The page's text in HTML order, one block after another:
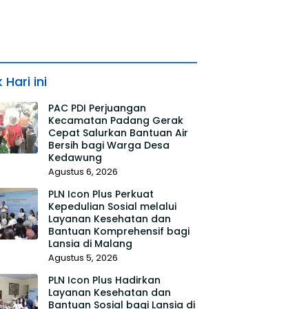
Hari ini
PAC PDI Perjuangan
Kecamatan Padang Gerak
Cepat Salurkan Bantuan Air
Bersih bagi Warga Desa
Kedawung
Agustus 6, 2026
PLN Icon Plus Perkuat
Kepedulian Sosial melalui
Layanan Kesehatan dan
Bantuan Komprehensif bagi
Lansia di Malang
Agustus 5, 2026
PLN Icon Plus Hadirkan
Layanan Kesehatan dan
Bantuan Sosial bagi Lansia di